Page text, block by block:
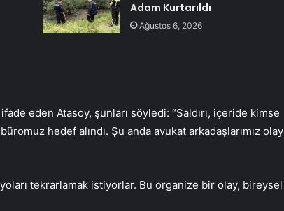
Adam Kurtarıldı
Ağustos 6, 2026
eden Atasoy, şunları söyledi: “Saldırı, içeride kimse
hedef alındı. Şu anda avukat arkadaşlarımız olay
tekrarlamak istiyorlar. Bu organize bir olay, bireysel